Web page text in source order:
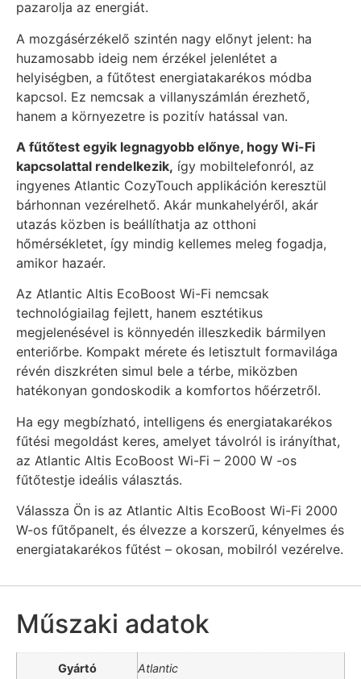
pazarolja az energiát.
A mozgásérzékelő szintén nagy előnyt jelent: ha
huzamosabb ideig nem érzékel jelenlétet a
helyiségben, a fűtőtest energiatakarékos módba
kapcsol. Ez nemcsak a villanyszámlán érezhető,
hanem a környezetre is pozitív hatással van.
A fűtőtest egyik legnagyobb előnye, hogy Wi-Fi
kapcsolattal rendelkezik, így mobiltelefonról, az
ingyenes Atlantic CozyTouch applikáción keresztül
bárhonnan vezérelhető. Akár munkahelyéről, akár
utazás közben is beállíthatja az otthoni
hőmérsékletet, így mindig kellemes meleg fogadja,
amikor hazaér.
Az Atlantic Altis EcoBoost Wi-Fi nemcsak
technológiailag fejlett, hanem esztétikus
megjelenésével is könnyedén illeszkedik bármilyen
enteriőrbe. Kompakt mérete és letisztult formavilága
révén diszkréten simul bele a térbe, miközben
hatékonyan gondoskodik a komfortos hőérzetről.
Ha egy megbízható, intelligens és energiatakarékos
fűtési megoldást keres, amelyet távolról is irányíthat,
az Atlantic Altis EcoBoost Wi-Fi – 2000 W -os
fűtőtestje ideális választás.
Válassza Ön is az Atlantic Altis EcoBoost Wi-Fi 2000
W-os fűtőpanelt, és élvezze a korszerű, kényelmes és
energiatakarékos fűtést – okosan, mobilról vezérelve.
Műszaki adatok
Gyártó Atlantic